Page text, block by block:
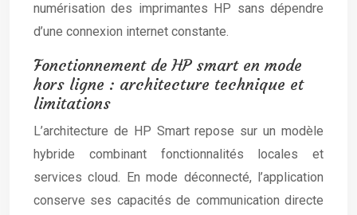
numérisation des imprimantes HP sans dépendre
d’une connexion internet constante.
Fonctionnement de HP smart en mode
hors ligne : architecture technique et
limitations
L’architecture de HP Smart repose sur un modèle
hybride combinant fonctionnalités locales et
services cloud. En mode déconnecté, l’application
conserve ses capacités de communication directe